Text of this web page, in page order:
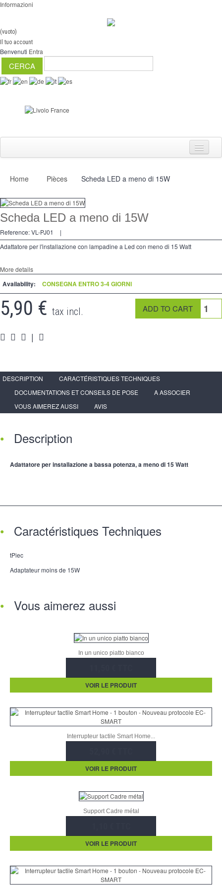
Informazioni
(vuoto)
Il tuo account
Benvenuti Entra
Interruttori
Dimmer
2 modi
preso
accessori
Pièces
Espace PRO
Home Pièces Scheda LED a meno di 15W
Scheda LED a meno di 15W
Reference:VL-PJ01
|
Adattatore per l'installazione con lampadine a Led con meno di 15 Watt
More details
Availability: CONSEGNA ENTRO 3-4 GIORNI
5,90 € tax incl.
|
DESCRIPTION
CARACTÉRISTIQUES TECHNIQUES
DOCUMENTATIONS ET CONSEILS DE POSE
A ASSOCIER
VOUS AIMEREZ AUSSI
AVIS
Description
Adattatore per installazione a bassa potenza, a meno di 15 Watt
Caractéristiques Techniques
tPiec
Adaptateur moins de 15W
Vous aimerez aussi
In un unico piatto bianco
VOIR LE PRODUIT
Interrupteur tactile Smart Home...
VOIR LE PRODUIT
Support Cadre métal
VOIR LE PRODUIT